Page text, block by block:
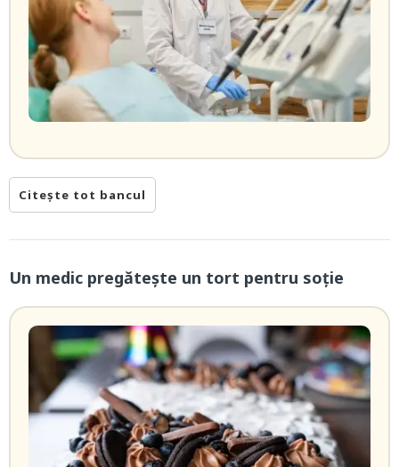
Citește tot bancul
Un medic pregăteşte un tort pentru soţie